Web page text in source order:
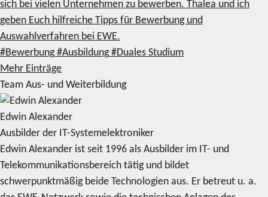
sich bei vielen Unternehmen zu bewerben. Thalea und ich
geben Euch hilfreiche Tipps für Bewerbung und
Auswahlverfahren bei EWE.
#Bewerbung #Ausbildung #Duales Studium
Mehr Einträge
Team Aus- und Weiterbildung
Edwin Alexander
Ausbilder der IT-Systemelektroniker
Edwin Alexander ist seit 1996 als Ausbilder im IT- und
Telekommunikationsbereich tätig und bildet
schwerpunktmäßig beide Technologien aus. Er betreut u. a.